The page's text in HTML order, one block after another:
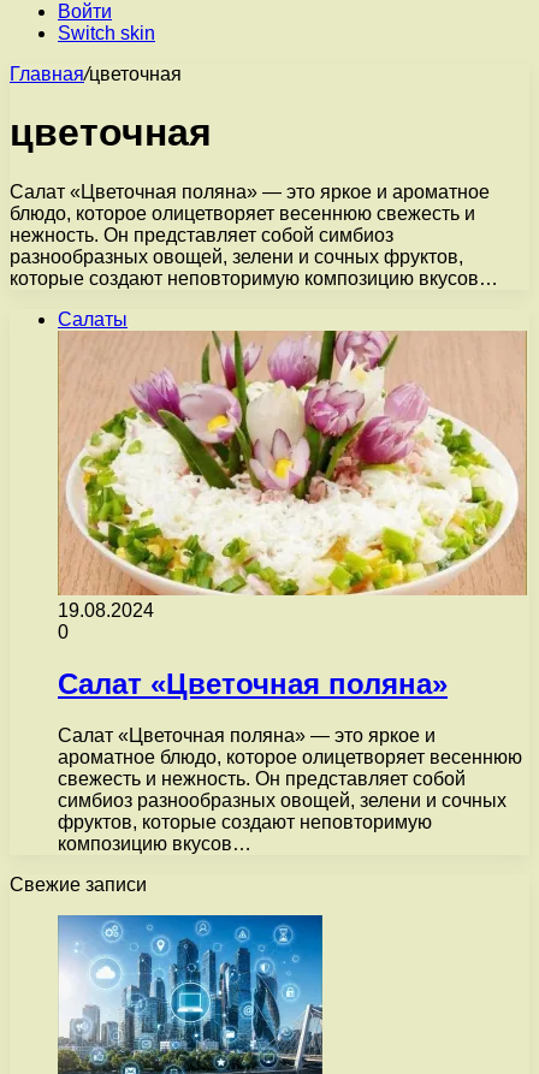
Войти
Switch skin
Главная/цветочная
цветочная
Салат «Цветочная поляна» — это яркое и ароматное
блюдо, которое олицетворяет весеннюю свежесть и
нежность. Он представляет собой симбиоз
разнообразных овощей, зелени и сочных фруктов,
которые создают неповторимую композицию вкусов…
Салаты
19.08.2024
0
Салат «Цветочная поляна»
Салат «Цветочная поляна» — это яркое и
ароматное блюдо, которое олицетворяет весеннюю
свежесть и нежность. Он представляет собой
симбиоз разнообразных овощей, зелени и сочных
фруктов, которые создают неповторимую
композицию вкусов…
Свежие записи